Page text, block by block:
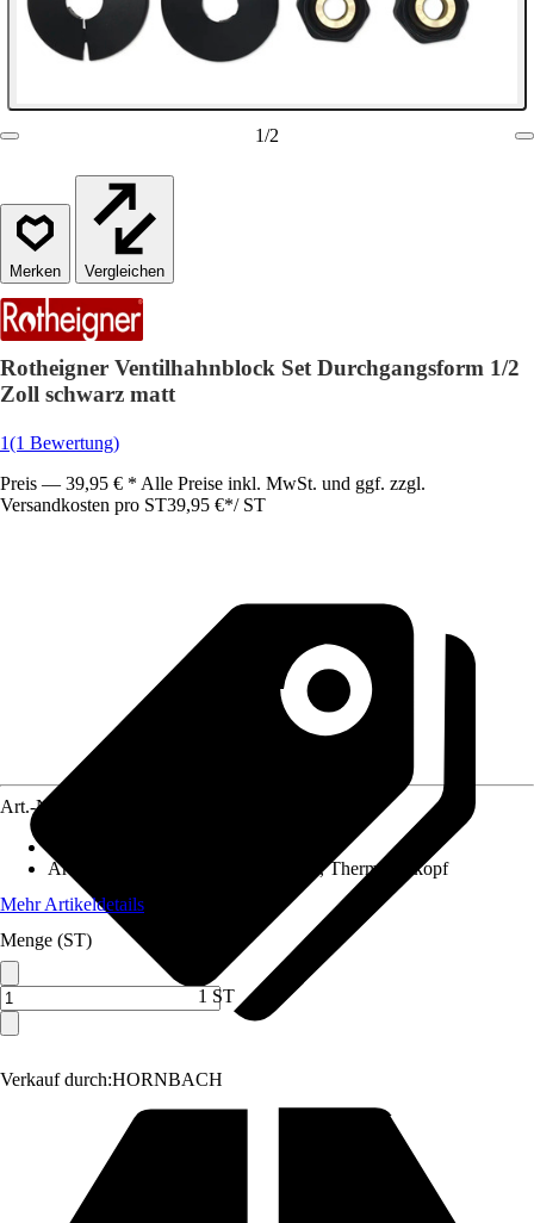
1/2
Vergleichen
Rotheigner Ventilhahnblock Set Durchgangsform 1/2
Zoll schwarz matt
1(1 Bewertung)
Preis — 39,95 € * Alle Preise inkl. MwSt. und ggf. zzgl.
Versandkosten pro ST39,95 €*/ ST
Verkauf durch:HORNBACH
Art.-Nr.
Artikel besteht aus
Ventilhahnblock, Thermostatkopf
Mehr Artikeldetails
Menge (ST)
1 ST